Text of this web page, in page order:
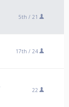
5th / 21
17th / 24
22